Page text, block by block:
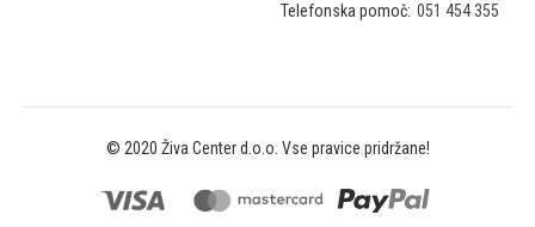
Telefonska pomoč: 051 454 355
© 2020 Živa Center d.o.o. Vse pravice pridržane!